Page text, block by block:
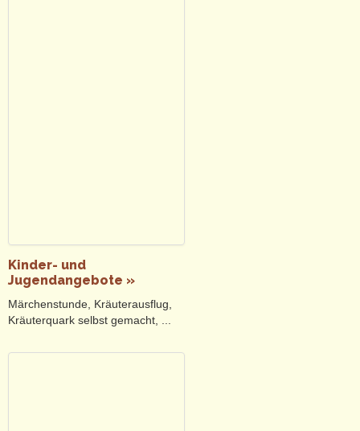
Kinder- und
Jugendangebote »
Märchenstunde, Kräuterausflug,
Kräuterquark selbst gemacht, ...